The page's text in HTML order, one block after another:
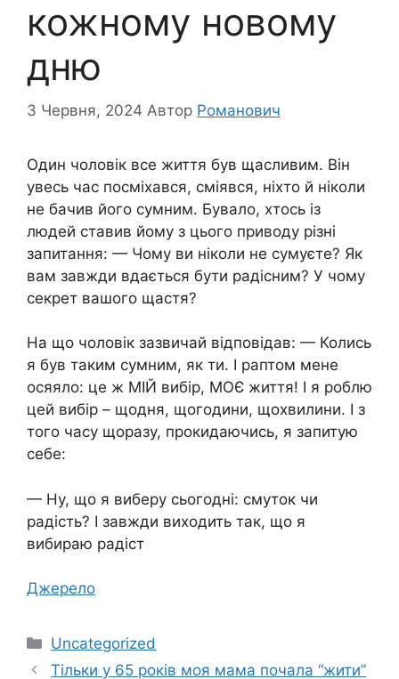
кожному новому
дню
3 Червня, 2024 Автор Романович
Один чоловік все життя був щасливим. Він
увесь час посміхався, сміявся, ніхто й ніколи
не бачив його сумним. Бувало, хтось із
людей ставив йому з цього приводу різні
запитання: — Чому ви ніколи не сумуєте? Як
вам завжди вдається бути радісним? У чому
секрет вашого щастя?
На що чоловік зазвичай відповідав: — Колись
я був таким сумним, як ти. І раптом мене
осяяло: це ж МІЙ вибір, МОЄ життя! І я роблю
цей вибір – щодня, щогодини, щохвилини. І з
того часу щоразу, прокидаючись, я запитую
себе:
— Ну, що я виберу сьогодні: смуток чи
радість? І завжди виходить так, що я
вибираю радіст
Джерело
Категорії
Uncategorized
Тільки у 65 років моя мама почала “жити”